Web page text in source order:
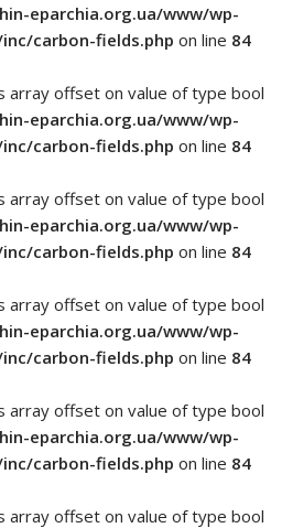
eparchia.org.ua/www/wp-
carbon-fields.php on line 84
array offset on value of type bool
eparchia.org.ua/www/wp-
carbon-fields.php on line 84
array offset on value of type bool
eparchia.org.ua/www/wp-
carbon-fields.php on line 84
array offset on value of type bool
eparchia.org.ua/www/wp-
carbon-fields.php on line 84
array offset on value of type bool
eparchia.org.ua/www/wp-
carbon-fields.php on line 84
array offset on value of type bool